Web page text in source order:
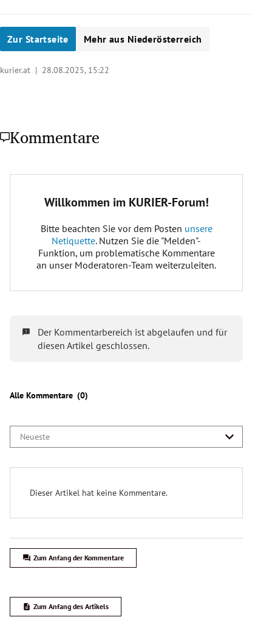
Zur Startseite Mehr aus Niederösterreich
kurier.at | 28.08.2025, 15:22
Kommentare